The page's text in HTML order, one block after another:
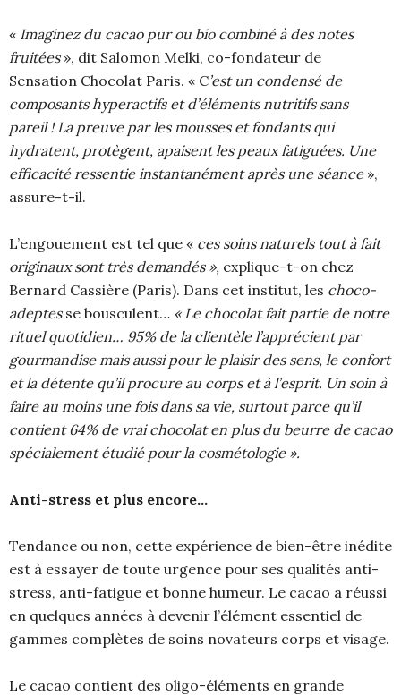
« Imaginez du cacao pur ou bio combiné à des notes
fruitées », dit Salomon Melki, co-fondateur de
Sensation Chocolat Paris. « C’est un condensé de
composants hyperactifs et d’éléments nutritifs sans
pareil ! La preuve par les mousses et fondants qui
hydratent, protègent, apaisent les peaux fatiguées. Une
efficacité ressentie instantanément après une séance »,
assure-t-il.
L’engouement est tel que « ces soins naturels tout à fait
originaux sont très demandés », explique-t-on chez
Bernard Cassière (Paris). Dans cet institut, les choco-
adeptesse bousculent… « Le chocolat fait partie de notre
rituel quotidien… 95% de la clientèle l’apprécient par
gourmandise mais aussi pour le plaisir des sens, le confort
et la détente qu’il procure au corps et à l’esprit. Un soin à
faire au moins une fois dans sa vie, surtout parce qu’il
contient 64% de vrai chocolat en plus du beurre de cacao
spécialement étudié pour la cosmétologie ».
Anti-stress et plus encore…
Tendance ou non, cette expérience de bien-être inédite
est à essayer de toute urgence pour ses qualités anti-
stress, anti-fatigue et bonne humeur. Le cacao a réussi
en quelques années à devenir l’élément essentiel de
gammes complètes de soins novateurs corps et visage.
Le cacao contient des oligo-éléments en grande